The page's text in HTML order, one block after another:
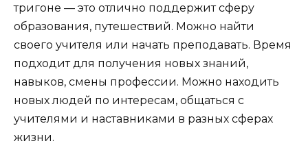
тригоне — это отлично поддержит сферу
образования, путешествий. Можно найти
своего учителя или начать преподавать. Время
подходит для получения новых знаний,
навыков, смены профессии. Можно находить
новых людей по интересам, общаться с
учителями и наставниками в разных сферах
жизни.